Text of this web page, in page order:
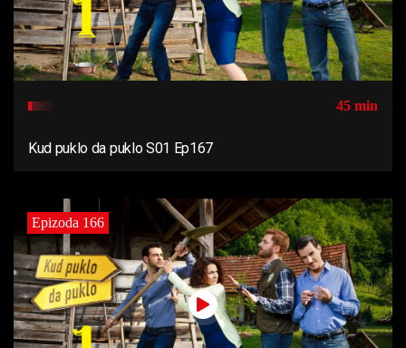
45 min
Kud puklo da puklo S01 Ep167
Epizoda 166